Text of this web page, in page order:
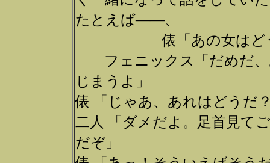
たとえば――、
俵「あの女はどう
フェニックス「だめだ、
じまうよ」
俵 「じゃあ、あれはどうだ
二人 「ダメだよ。足首見て
だぞ」